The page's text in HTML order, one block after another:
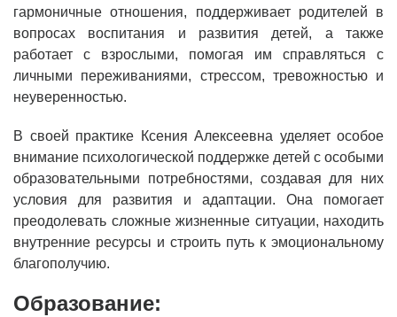
гармоничные отношения, поддерживает родителей в
вопросах воспитания и развития детей, а также
работает с взрослыми, помогая им справляться с
личными переживаниями, стрессом, тревожностью и
неуверенностью.
В своей практике Ксения Алексеевна уделяет особое
внимание психологической поддержке детей с особыми
образовательными потребностями, создавая для них
условия для развития и адаптации. Она помогает
преодолевать сложные жизненные ситуации, находить
внутренние ресурсы и строить путь к эмоциональному
благополучию.
Образование: